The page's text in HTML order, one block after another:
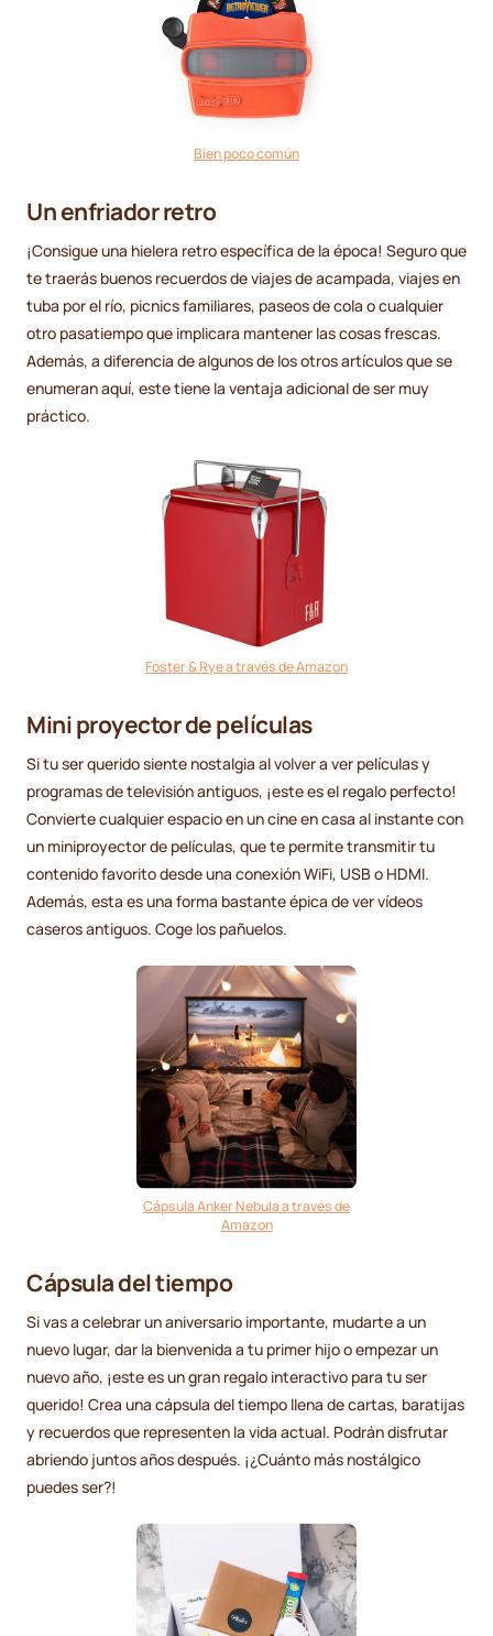
Bien poco común
Un enfriador retro
¡Consigue una hielera retro específica de la época! Seguro que
te traerás buenos recuerdos de viajes de acampada, viajes en
tuba por el río, picnics familiares, paseos de cola o cualquier
otro pasatiempo que implicara mantener las cosas frescas.
Además, a diferencia de algunos de los otros artículos que se
enumeran aquí, este tiene la ventaja adicional de ser muy
práctico.
Foster & Rye a través de Amazon
Mini proyector de películas
Si tu ser querido siente nostalgia al volver a ver películas y
programas de televisión antiguos, ¡este es el regalo perfecto!
Convierte cualquier espacio en un cine en casa al instante con
un miniproyector de películas, que te permite transmitir tu
contenido favorito desde una conexión WiFi, USB o HDMI.
Además, esta es una forma bastante épica de ver vídeos
caseros antiguos. Coge los pañuelos.
Cápsula Anker Nebula a través de
Amazon
Cápsula del tiempo
Si vas a celebrar un aniversario importante, mudarte a un
nuevo lugar, dar la bienvenida a tu primer hijo o empezar un
nuevo año, ¡este es un gran regalo interactivo para tu ser
querido! Crea una cápsula del tiempo llena de cartas, baratijas
y recuerdos que representen la vida actual. Podrán disfrutar
abriendo juntos años después. ¡¿Cuánto más nostálgico
puedes ser?!